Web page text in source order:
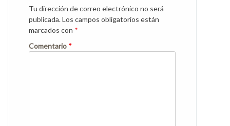
Tu dirección de correo electrónico no será
publicada.Los campos obligatorios están
marcados con *
Comentario *